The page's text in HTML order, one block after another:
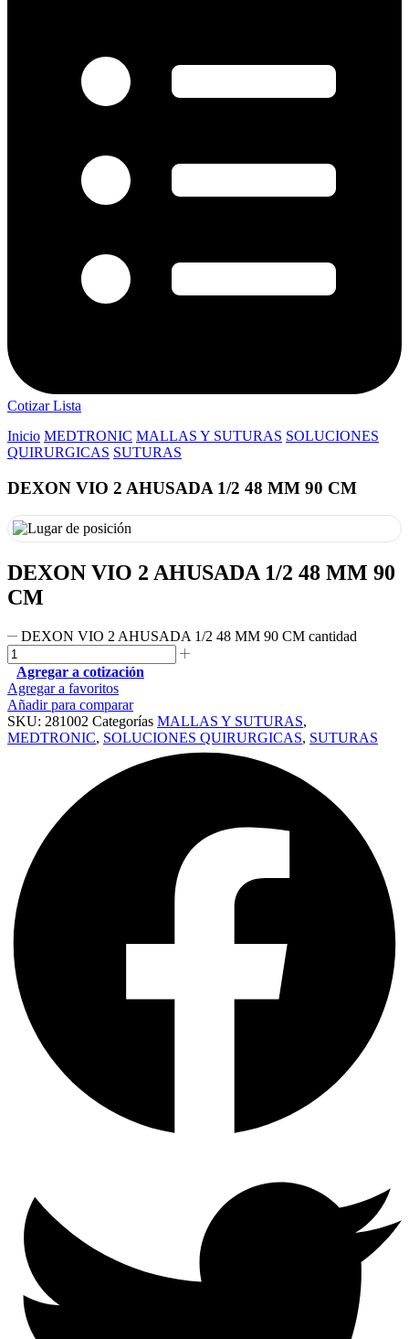
Cotizar Lista
Inicio MEDTRONIC MALLAS Y SUTURAS SOLUCIONES
QUIRURGICAS SUTURAS
DEXON VIO 2 AHUSADA 1/2 48 MM 90 CM
DEXON VIO 2 AHUSADA 1/2 48 MM 90
CM
DEXON VIO 2 AHUSADA 1/2 48 MM 90 CM cantidad
Agregar a cotización
Agregar a favoritos
Añadir para comparar
SKU: 281002 Categorías MALLAS Y SUTURAS,
MEDTRONIC, SOLUCIONES QUIRURGICAS, SUTURAS